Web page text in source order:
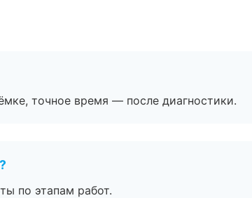
точное время — после диагностики.
по этапам работ.